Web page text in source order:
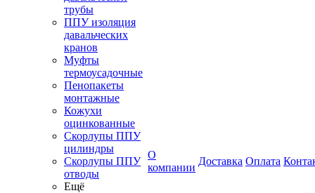
трубы
ППУ изоляция
давальческих
кранов
Муфты
термоусадочные
Пенопакеты
монтажные
Кожухи
оцинкованные
Скорлупы ППУ
цилиндры
Скорлупы ППУ
отводы
Ещё
О
компании
Доставка Оплата